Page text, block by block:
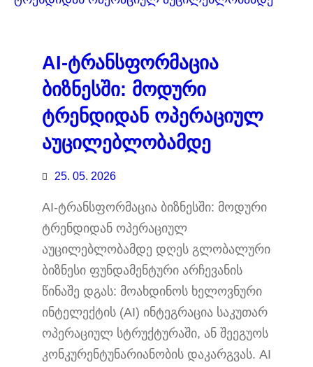
AI-ტრანსფორმაცია
ბიზნესში: მოდური
ტრენდიდან ოპერაციულ
აუცილებლობამდე
25. 05. 2026
AI-ტრანსფორმაცია ბიზნესში: მოდური
ტრენდიდან ოპერაციულ
აუცილებლობამდე დღეს გლობალური
ბიზნესი ფუნდამენტური არჩევანის
წინაშე დგას: მოახდინოს ხელოვნური
ინტელექტის (AI) ინტეგრაცია საკუთარ
ოპერაციულ სტრუქტურაში, ან შეეგუოს
კონკურენტუნარიანობის დაკარგვას. AI